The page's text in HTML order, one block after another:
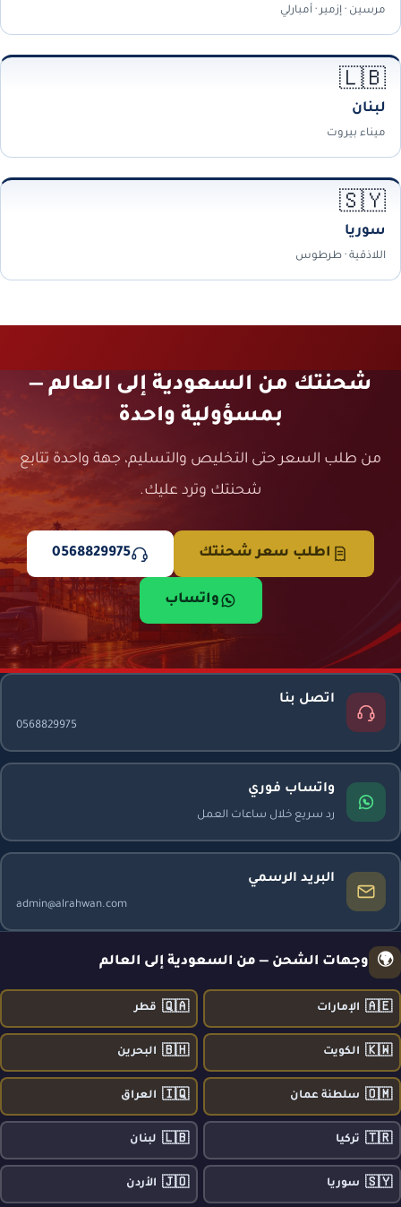
مرسين · إزمير · أمبارلي
🇱🇧
لبنان
ميناء بيروت
🇸🇾
سوريا
اللاذقية · طرطوس
شحنتك من السعودية إلى العالم —
بمسؤولية واحدة
من طلب السعر حتى التخليص والتسليم، جهة واحدة تتابع
شحنتك وترد عليك.
اطلب سعر شحنتك 0568829975
واتساب
اتصل بنا
0568829975
واتساب فوري
رد سريع خلال ساعات العمل
البريد الرسمي
admin@alrahwan.com
🌍 وجهات الشحن — من السعودية إلى العالم
🇦🇪 الإمارات 🇶🇦 قطر
🇰🇼 الكويت 🇧🇭 البحرين
🇴🇲 سلطنة عمان 🇮🇶 العراق
🇹🇷 تركيا 🇱🇧 لبنان
🇸🇾 سوريا 🇯🇴 الأردن